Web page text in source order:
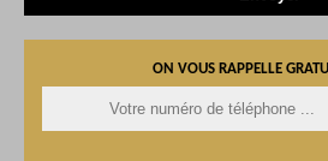
ON VOUS RAPPELLE